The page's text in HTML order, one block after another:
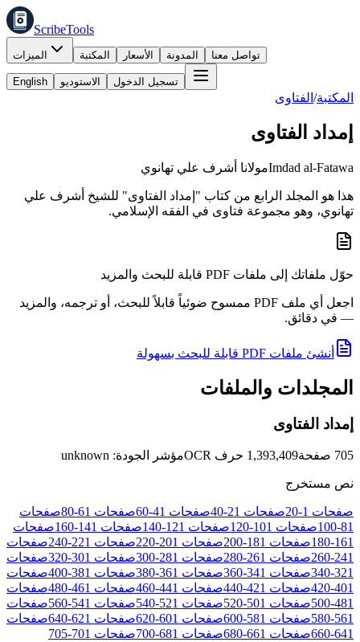
ScribeTools
الميزات المكتبة الأسعار المدونة تواصل معنا
English الاستوديو تسجيل الدخول
المكتبة/ الفتاوى
إمداد الفتاوى
Imdad al-Fatawaمولانا أشرف علي تهانوي
هذا هو المجلد الرابع من كتاب "إمداد الفتاوى" للشيخ أشرف علي
تهانوي، وهو مجموعة فتاوى في الفقه الإسلامي.
حوّل ملفاتك إلى ملفات PDF قابلة للبحث والمزيد
اجعل أي ملف PDF ممسوح ضوئياً قابلاً للبحث، أو ترجمه، والمزيد
— في دقائق.
أنشئ ملفات PDF قابلة للبحث بسهولة
المجلدات والملفات
إمداد الفتاوى
705 صفحة1,393,409 حرف OCR مؤشر الجودة:
unknown
نص مستخرج
صفحات 1
-
20صفحات 21
-
40صفحات 41
-
60صفحات 61
-
80صفحات
81
-
100صفحات 101
-
120صفحات 121
-
140صفحات 141
-
160صفحات
161
-
180صفحات 181
-
200صفحات 201
-
220صفحات 221
-
240صفحات
241
-
260صفحات 261
-
280صفحات 281
-
300صفحات 301
-
320صفحات
321
-
340صفحات 341
-
360صفحات 361
-
380صفحات 381
-
400صفحات
401
-
420صفحات 421
-
440صفحات 441
-
460صفحات 461
-
480صفحات
481
-
500صفحات 501
-
520صفحات 521
-
540صفحات 541
-
560صفحات
561
-
580صفحات 581
-
600صفحات 601
-
620صفحات 621
-
640صفحات
641
-
660صفحات 661
-
680صفحات 681
-
700صفحات 701
-
705